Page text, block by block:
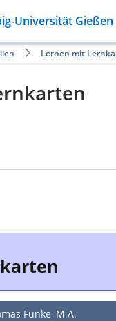
Universität Gießen
Lernen mit
Funke, M.A.